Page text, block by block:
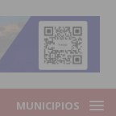
MUNICIPIOS